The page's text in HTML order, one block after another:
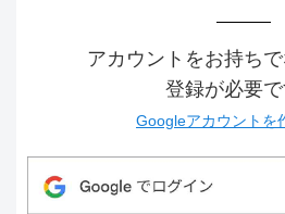
アカウントをお持ちで
登録が必要で
Googleアカウントを